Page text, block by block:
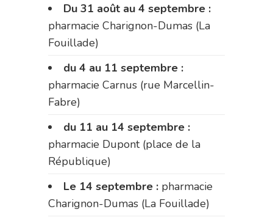
Du 31 août au 4 septembre :
pharmacie Charignon-Dumas (La
Fouillade)
du 4 au 11 septembre :
pharmacie Carnus (rue Marcellin-
Fabre)
du 11 au 14 septembre :
pharmacie Dupont (place de la
République)
Le 14 septembre : pharmacie
Charignon-Dumas (La Fouillade)